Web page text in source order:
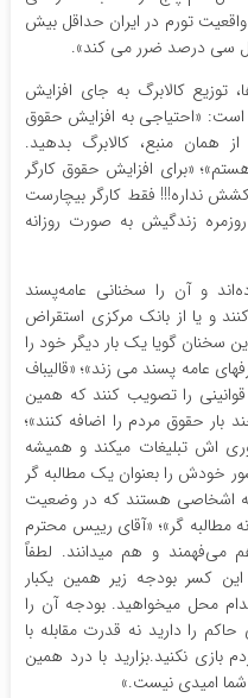
تورم در ایران حداقل بیش
سی درصد ضرر می کند».
توزیع کالابرگ به جای افزایش
«احتیاجی به افزایش حقوق
همان منبع، کالابرگ بدهید.
«برای افزایش حقوق کارگر
نداره!!! فقط کارگر بیچارست
زندگیش به صورت روزانه
و آن را سخنانی عامه‌پسند
و یا از بانک مرکزی استقراض
سخنان گویا یک بار دیگر خود را
عامه پسند می زند»؛ «قالیباف
را تصویب کنند که همین
حقوق مردم را اضافه کنند»؛
اش تبلیغات میکند و همیشه
خودش را بعنوان یک مطالبه گر
اشخاصی هستند که در وضعیت
مطالبه گر»؛ «آقای رییس محترم
و هم میدانند. لطفاً
کسر بودجه زیر همین یکبار
محل میخواهید. بودجه آن را
را دارید نه قدرت مقابله با
بازی نکنید.بزارید با درد همین